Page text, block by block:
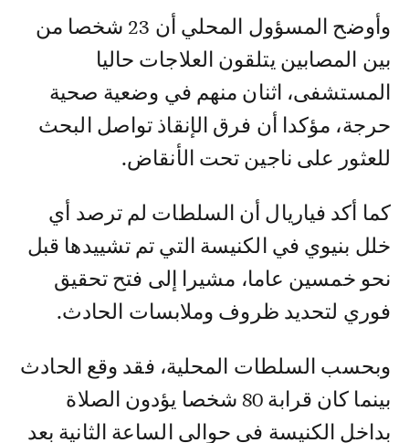
وأوضح المسؤول المحلي أن 23 شخصا من
بين المصابين يتلقون العلاجات حاليا
المستشفى، اثنان منهم في وضعية صحية
حرجة، مؤكدا أن فرق الإنقاذ تواصل البحث
للعثور على ناجين تحت الأنقاض.
كما أكد فياريال أن السلطات لم ترصد أي
خلل بنيوي في الكنيسة التي تم تشييدها قبل
نحو خمسين عاما، مشيرا إلى فتح تحقيق
فوري لتحديد ظروف وملابسات الحادث.
وبحسب السلطات المحلية، فقد وقع الحادث
بينما كان قرابة 80 شخصا يؤدون الصلاة
بداخل الكنيسة في حوالي الساعة الثانية بعد